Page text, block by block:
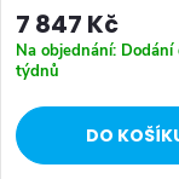
7 847 Kč
Na objednání: Dodání
týdnů
DO